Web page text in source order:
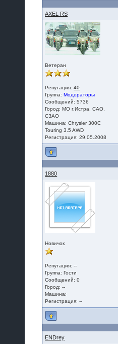
AXEL RS
Ветеран
Репутация:40
Группа:Модераторы
Сообщений: 5736
Город: МО г.Истра, САО,
СЗАО
Машина: Chrysler 300C
Touring 3.5 AWD
Регистрация: 29.05.2008
1880
Новичок
Репутация: --
Группа:Гости
Сообщений: 0
Город: --
Машина:
Регистрация: --
ENDrey